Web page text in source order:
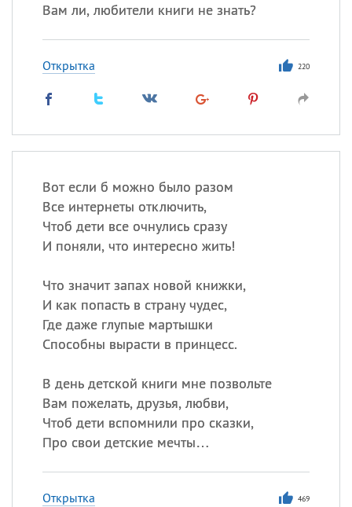
Вам ли, любители книги не знать?
Открытка 220
Вот если б можно было разом
Все интернеты отключить,
Чтоб дети все очнулись сразу
И поняли, что интересно жить!
Что значит запах новой книжки,
И как попасть в страну чудес,
Где даже глупые мартышки
Способны вырасти в принцесс.
В день детской книги мне позвольте
Вам пожелать, друзья, любви,
Чтоб дети вспомнили про сказки,
Про свои детские мечты…
Открытка 469